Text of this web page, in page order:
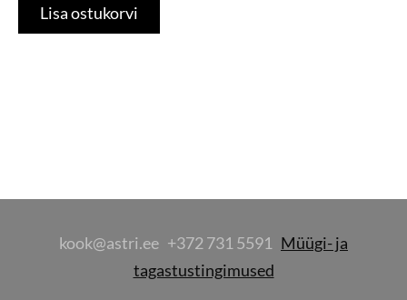
Lisa ostukorvi
kook@astri.ee +372 731 5591 Müügi- ja
tagastustingimused